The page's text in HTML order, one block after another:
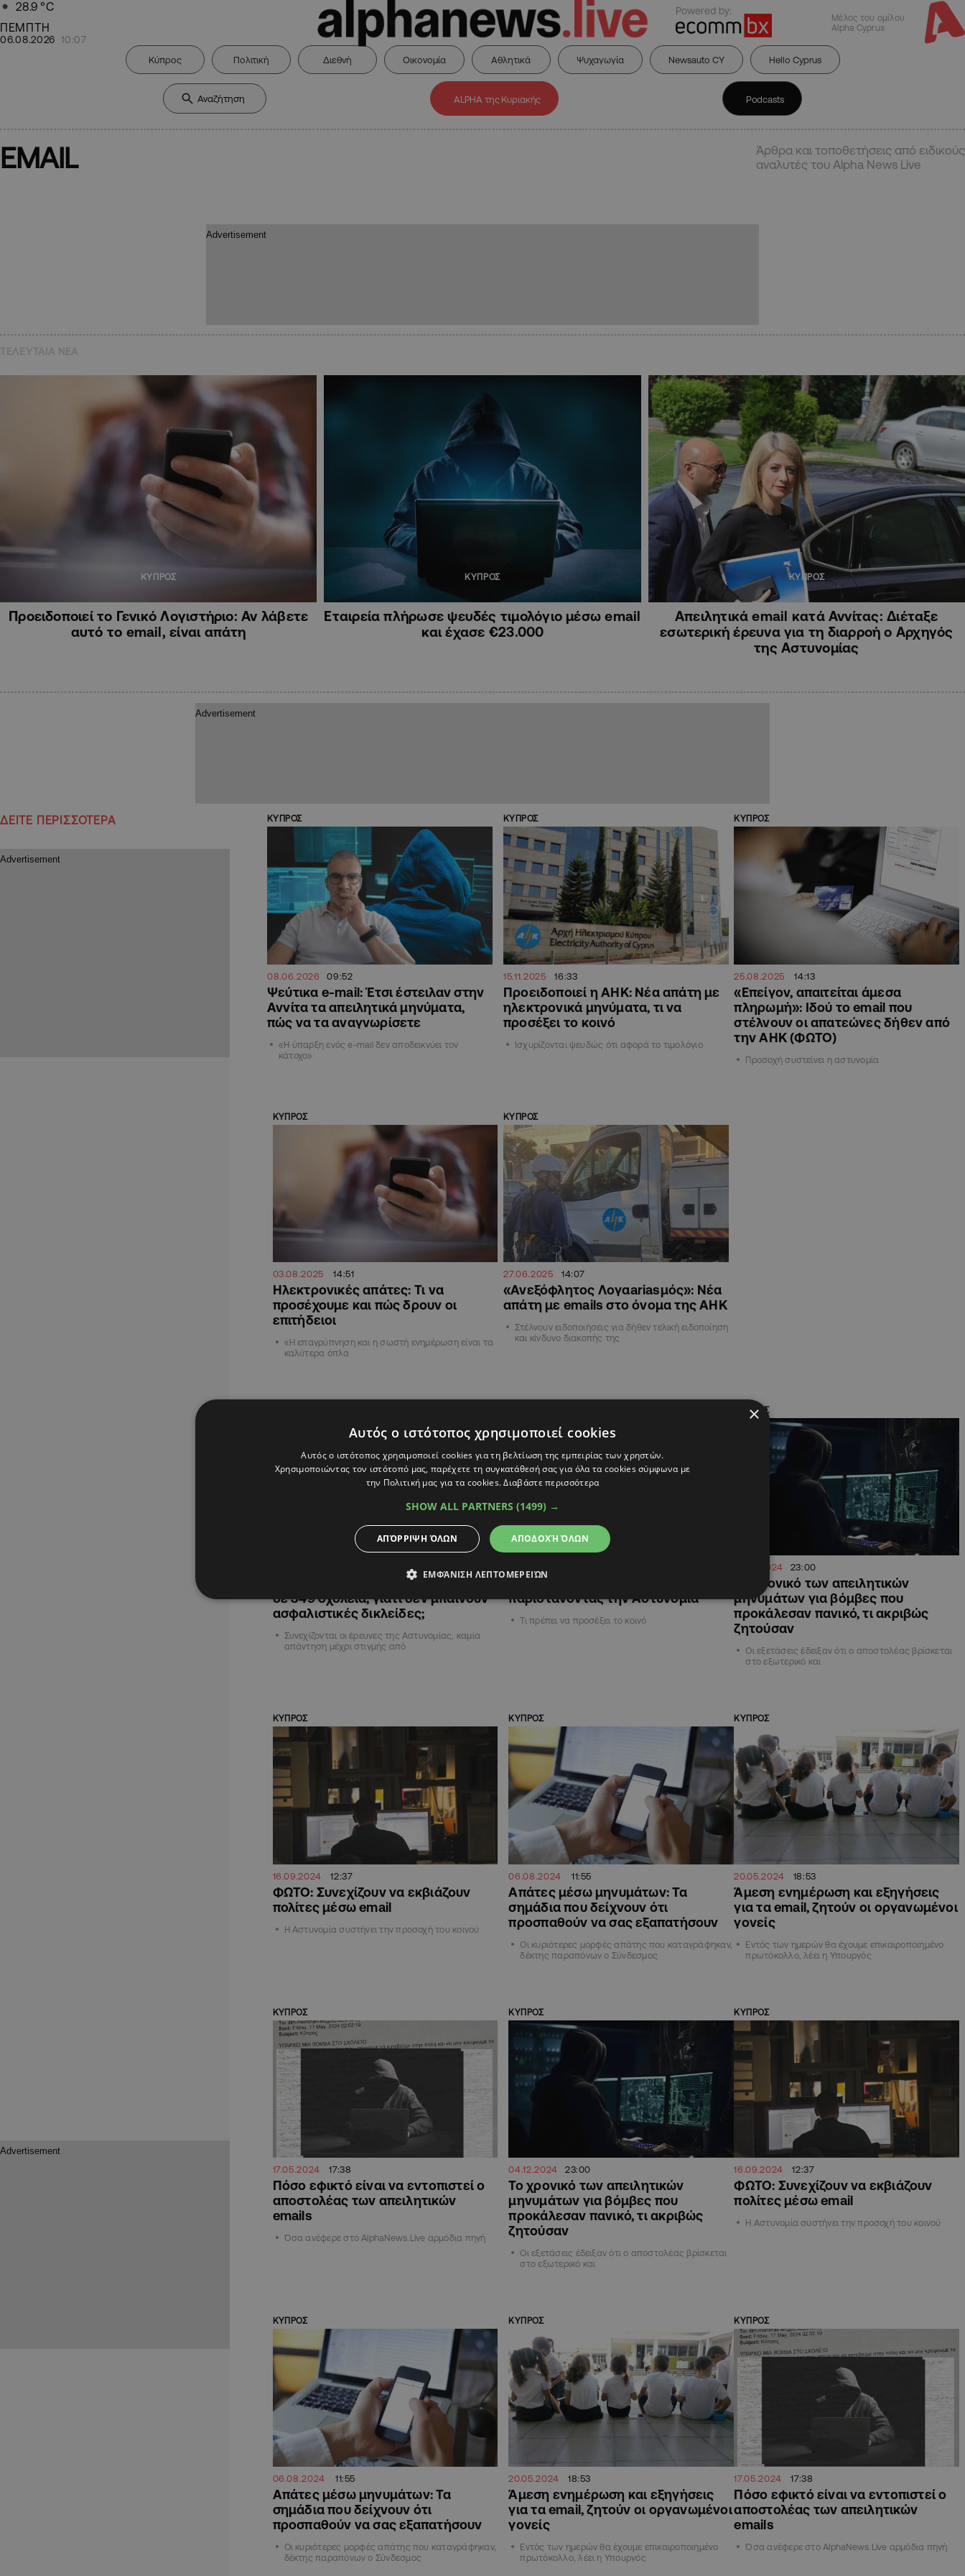
28.9 °C
ΠΕΜΠΤΗ
06.08.2026 10:07
Powered by:
Μέλος του ομίλου
Alpha Cyprus
Κύπρος Πολιτική Διεθνή Οικονομία Αθλητικά Ψυχαγωγία Newsauto CY Hello Cyprus
ALPHA της Κυριακής Podcasts
EMAIL
Άρθρα και τοποθετήσεις από ειδικούς
αναλυτές του Alpha News Live
ΚΥΠΡΟΣ
Προειδοποιεί το Γενικό Λογιστήριο: Αν λάβετε
αυτό το email, είναι απάτη
ΚΥΠΡΟΣ
Εταιρεία πλήρωσε ψευδές τιμολόγιο μέσω email
και έχασε €23.000
ΚΥΠΡΟΣ
Απειλητικά email κατά Αννίτας: Διέταξε
εσωτερική έρευνα για τη διαρροή ο Αρχηγός
της Αστυνομίας
ΔΕΙΤΕ ΠΕΡΙΣΣΟΤΕΡΑ ΚΥΠΡΟΣ
08.06.2026 09:52
Ψεύτικα e-mail: Έτσι έστειλαν στην
Αννίτα τα απειλητικά μηνύματα,
πώς να τα αναγνωρίσετε
«Η ύπαρξη ενός e-mail δεν αποδεικνύει τον
κάτοχο»
ΚΥΠΡΟΣ
15.11.2025 16:33
Προειδοποιεί η ΑΗΚ: Νέα απάτη με
ηλεκτρονικά μηνύματα, τι να
προσέξει το κοινό
Ισχυρίζονται ψευδώς ότι αφορά το τιμολόγιο
ΚΥΠΡΟΣ
25.08.2025 14:13
«Επείγον, απαιτείται άμεσα
πληρωμή»: Ιδού το email που
στέλνουν οι απατεώνες δήθεν από
την ΑΗΚ (ΦΩΤΟ)
Προσοχή συστείνει η αστυνομία
ΚΥΠΡΟΣ
03.08.2025 14:51
Ηλεκτρονικές απάτες: Τι να
προσέχουμε και πώς δρουν οι
επιτήδειοι
«Η επαγρύπνηση και η σωστή ενημέρωση είναι τα
καλύτερα όπλα
ΚΥΠΡΟΣ
27.06.2025 14:07
«Ανεξόφλητος Λογαariasμός»: Νέα
απάτη με emails στο όνομα της ΑΗΚ
Στέλνουν ειδοποιήσεις για δήθεν τελική ειδοποίηση
και κίνδυνο διακοπής της
Σε μορφή spam το απειλητικό email
σε 349 σχολεία, γιατί δεν μπαίνουν
ασφαλιστικές δικλείδες;
Συνεχίζονται οι έρευνες της Αστυνομίας, καμία
απάντηση μέχρι στιγμής από
παριστάνοντας την Αστυνομία
Τι πρέπει να προσέξει το κοινό
ΚΥΠΡΟΣ
04.12.2024 23:00
Το χρονικό των απειλητικών
μηνυμάτων για βόμβες που
προκάλεσαν πανικό, τι ακριβώς
ζητούσαν
Οι εξετάσεις έδειξαν ότι ο αποστολέας βρίσκεται
στο εξωτερικό και
ΚΥΠΡΟΣ
16.09.2024 12:37
ΦΩΤΟ: Συνεχίζουν να εκβιάζουν
πολίτες μέσω email
Η Αστυνομία συστήνει την προσοχή του κοινού
ΚΥΠΡΟΣ
06.08.2024 11:55
Απάτες μέσω μηνυμάτων: Τα
σημάδια που δείχνουν ότι
προσπαθούν να σας εξαπατήσουν
Οι κυριότερες μορφές απάτης που καταγράφηκαν,
δέκτης παραπόνων ο Σύνδεσμος
ΚΥΠΡΟΣ
20.05.2024 18:53
Άμεση ενημέρωση και εξηγήσεις
για τα email, ζητούν οι οργανωμένοι
γονείς
Εντός των ημερών θα έχουμε επικαιροποιημένο
πρωτόκολλο, λέει η Υπουργός
ΚΥΠΡΟΣ
17.05.2024 17:38
Πόσο εφικτό είναι να εντοπιστεί ο
αποστολέας των απειλητικών
emails
Όσα ανέφερε στο AlphaNews.Live αρμόδια πηγή
ΚΥΠΡΟΣ
04.12.2024 23:00
Το χρονικό των απειλητικών
μηνυμάτων για βόμβες που
προκάλεσαν πανικό, τι ακριβώς
ζητούσαν
Οι εξετάσεις έδειξαν ότι ο αποστολέας βρίσκεται
στο εξωτερικό και
ΚΥΠΡΟΣ
16.09.2024 12:37
ΦΩΤΟ: Συνεχίζουν να εκβιάζουν
πολίτες μέσω email
Η Αστυνομία συστήνει την προσοχή του κοινού
ΚΥΠΡΟΣ
06.08.2024 11:55
Απάτες μέσω μηνυμάτων: Τα
σημάδια που δείχνουν ότι
προσπαθούν να σας εξαπατήσουν
Οι κυριότερες μορφές απάτης που καταγράφηκαν,
δέκτης παραπόνων ο Σύνδεσμος
ΚΥΠΡΟΣ
20.05.2024 18:53
Άμεση ενημέρωση και εξηγήσεις
για τα email, ζητούν οι οργανωμένοι
γονείς
Εντός των ημερών θα έχουμε επικαιροποιημένο
πρωτόκολλο, λέει η Υπουργός
ΚΥΠΡΟΣ
17.05.2024 17:38
Πόσο εφικτό είναι να εντοπιστεί ο
αποστολέας των απειλητικών
emails
Όσα ανέφερε στο AlphaNews.Live αρμόδια πηγή
×
Αυτός ο ιστότοπος χρησιμοποιεί cookies
Αυτός ο ιστότοπος χρησιμοποιεί cookies για τη βελτίωση της εμπειρίας των χρηστών.
Χρησιμοποιώντας τον ιστότοπό μας, παρέχετε τη συγκατάθεσή σας για όλα τα cookies σύμφωνα με
την Πολιτική μας για τα cookies.Διαβάστε περισσότερα
SHOW ALL PARTNERS (1499) →
ΑΠΟΔΟΧΉ ΌΛΩΝ
ΑΠΌΡΡΙΨΗ ΌΛΩΝ
ΕΜΦΆΝΙΣΗ ΛΕΠΤΟΜΕΡΕΙΏΝ